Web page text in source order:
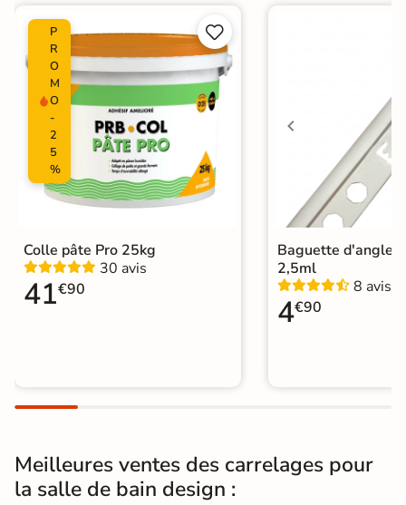
Pose Coller
Support
Ancien carrelage
Placo, tout type de support mural
Normes Certification CE
Origine Espagne
Catégories
Carrelage Noir
Carrelage 30x30 cm|
Carrelage sol cuisine|
P
R
O
M
O
-
2
5
%


Colle pâte Pro 25kg
30 avis
41€90
Baguette d'angle
2,5ml
8 avis
4€90
Meilleures ventes des carrelages pour
la salle de bain design :